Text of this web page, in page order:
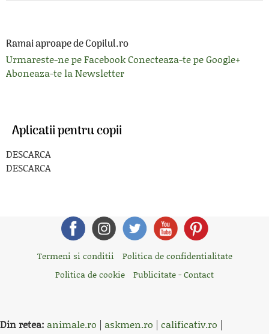
Ramai aproape de Copilul.ro
Urmareste-ne pe FacebookConecteaza-te pe Google+
Aboneaza-te la Newsletter
Aplicatii pentru copii
DESCARCA
DESCARCA
Termeni si conditii
Politica de confidentialitate
Politica de cookie
Publicitate - Contact
Din retea: animale.ro | askmen.ro | calificativ.ro |